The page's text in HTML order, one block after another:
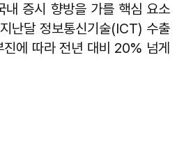
내 증시 향방을 가를 핵심 요소
난달 정보통신기술(ICT) 수출
에 따라 전년 대비 20% 넘게